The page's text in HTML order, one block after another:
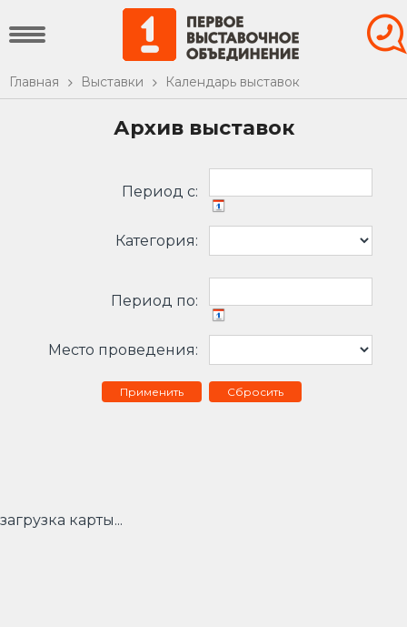
Главная Выставки Календарь выставок
Архив выставок
Период c:
Категория:
Период по:
Место проведения:
Сбросить
загрузка карты...